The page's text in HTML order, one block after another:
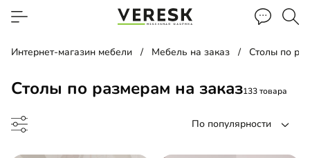
Интернет-магазин мебели Мебель на заказ Столы по
Столы по размерам на заказ133 товара
По популярности